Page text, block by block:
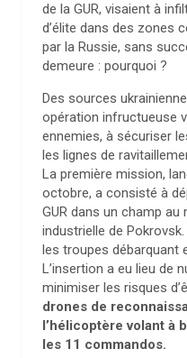
de la GUR, visaient à
d’élite dans des zones
par la Russie, sans
demeure : pourquoi ?
Des sources
opération infructueuse
ennemies, à sécuriser
les lignes de
La première mission,
octobre, a consisté à
GUR dans un champ
industrielle de
les troupes débarquant
L’insertion a eu lieu de
minimiser les risques
drones de
l’hélicoptère volant à
les 11 commandos.